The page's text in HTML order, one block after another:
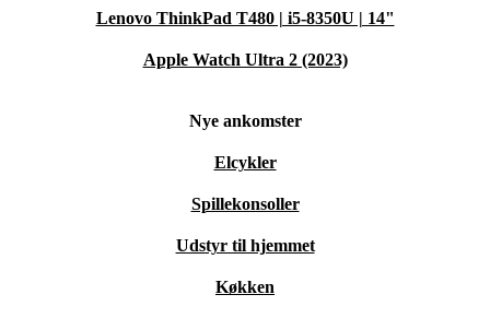
Lenovo ThinkPad T480 | i5-8350U | 14"
Apple Watch Ultra 2 (2023)
Nye ankomster
Elcykler
Spillekonsoller
Udstyr til hjemmet
Køkken